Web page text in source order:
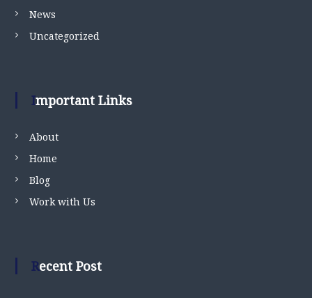
News
Uncategorized
Important Links
About
Home
Blog
Work with Us
Recent Post